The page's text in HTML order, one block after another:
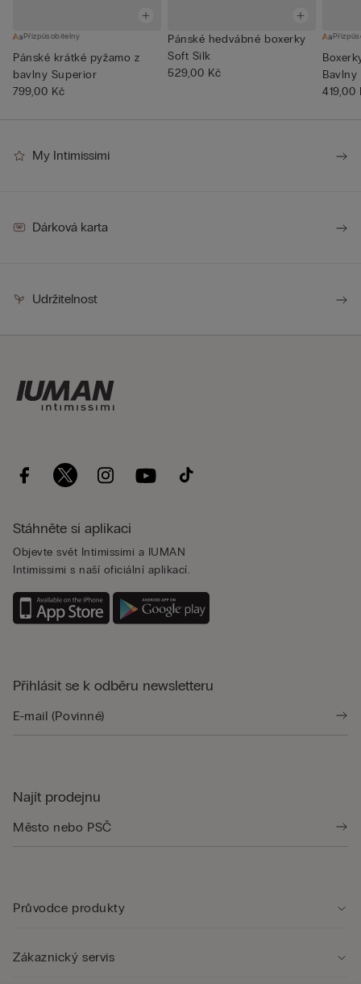
Přizpůsobitelný
Pánské krátké pyžamo z
bavlny Superior
799,00 Kč
Pánské hedvábné boxerky
Soft Silk
529,00 Kč
419,00
My Intimissimi
Dárková karta
Udržitelnost
Stáhněte si aplikaci
Objevte svět Intimissimi a IUMAN
Intimissimi s naší oficiální aplikací.
Přihlásit se k odběru newsletteru
Najít prodejnu
Průvodce produkty
Zákaznický servis